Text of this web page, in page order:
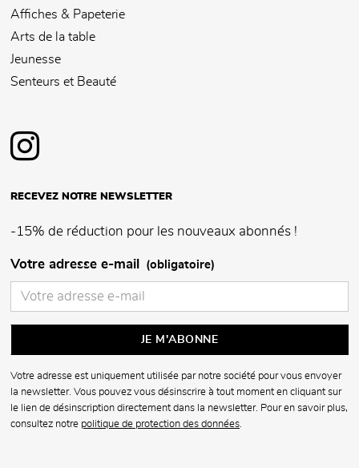
Affiches & Papeterie
Arts de la table
Jeunesse
Senteurs et Beauté
RECEVEZ NOTRE NEWSLETTER
-15% de réduction pour les nouveaux abonnés !
Votre adresse e-mail (obligatoire)
Votre adresse est uniquement utilisée par notre société pour vous envoyer
la newsletter. Vous pouvez vous désinscrire à tout moment en cliquant sur
le lien de désinscription directement dans la newsletter. Pour en savoir plus,
consultez notre politique de protection des données.